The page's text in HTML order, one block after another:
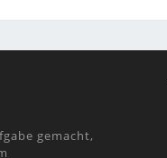
gemacht,